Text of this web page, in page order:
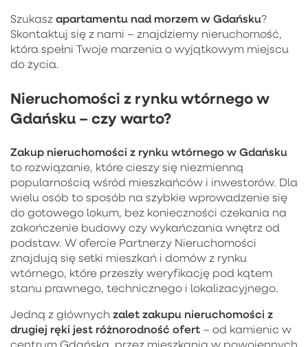
Szukasz apartamentu nad morzem w Gdańsku?
Skontaktuj się z nami – znajdziemy nieruchomość,
która spełni Twoje marzenia o wyjątkowym miejscu
do życia.
Nieruchomości z rynku wtórnego w
Gdańsku – czy warto?
Zakup nieruchomości z rynku wtórnego w Gdańsku
to rozwiązanie, które cieszy się niezmienną
popularnością wśród mieszkańców i inwestorów. Dla
wielu osób to sposób na szybkie wprowadzenie się
do gotowego lokum, bez konieczności czekania na
zakończenie budowy czy wykańczania wnętrz od
podstaw. W ofercie Partnerzy Nieruchomości
znajdują się setki mieszkań i domów z rynku
wtórnego, które przeszły weryfikację pod kątem
stanu prawnego, technicznego i lokalizacyjnego.
Jedną z głównych zalet zakupu nieruchomości z
drugiej ręki jest różnorodność ofert – od kamienic w
centrum Gdańska, przez mieszkania w powojennych